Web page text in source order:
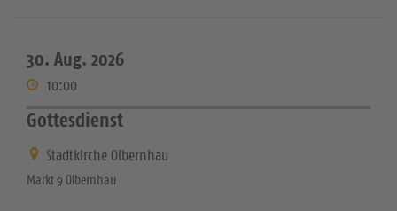
30. Aug. 2026
10:00
Gottesdienst
Stadtkirche Olbernhau
Markt 9 Olbernhau